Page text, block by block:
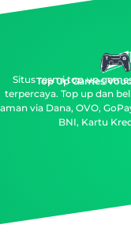
Top Up Games
Situs resmi top up
terpercaya. Top up dan
aman via Dana, OVO,
BNI, Kartu